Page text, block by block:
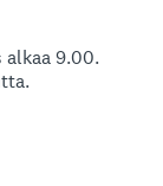
9.00.